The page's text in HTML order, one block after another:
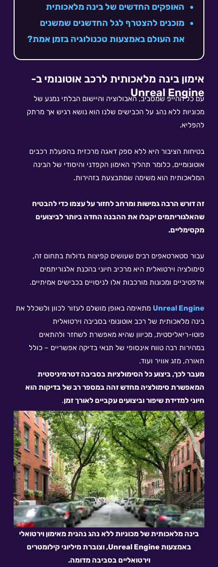
האופקים החדשים של בינה מלאכותית
מוכנים להצטרף לגל החדשנים שמשנים
את העולם באמצעות טכנולוגיה בזמן אמת?​
אימון בינה מלאכותית לרכב אוטונומי ב-
Unreal Engine
עם כל ההייפ שמסביב, האבולוציה והיישום הבלתי נמנע של
מכוניות ללא נהג על הכבישים שלנו הוא נושא רגיש אך מרתק
להפליא.
בטיחות הציבור היא ללא ספק דאגה מרכזית בהפעלת רכבים
אוטונומיים, כלומר תהליך האימון הקפדני והיסודי של הבינה
המלאכותית הוא משימה שמתבצעת בזהירות.
זה דורש הרבה גמישות ומרחב לחזור על עצמו כדי להבטיח
שהאלגוריתמים יקבלו את ההבנה החדה ביותר לביצועים
מקסימליים.
עבור סטארטאפים רבים שעושים קפיצות גדולות בתחום זה,
סימולציה וירטואלית היא מרכיב חיוני בהכנת אלגוריתמים
אדפטיביים ומכונות מורכבות אלו לניסויים בכבישים אמיתיים.
Unreal Engine מתאימה באופן מושלם לעזור לכוון ולשכלל את
בינה מלאכותית של רכב אוטונומי בסביבה וירטואלית
פוטו-ריאליסטית, מכיוון שהיא מאפשרת לשחזר ולהתאים
במהירות רבה טווח אינסופי של תנאי בדיקה אפשריים – כולל
תאורה, מזג אוויר ועוד.
מעבר לכך, ביצוע כל הסימולציות בסביבה דטרמיניסטית
המאפשרת סימולציה מחדש זהה במספר רב של בדיקות הוא
חיוני למדידת שיפור וביצועים עקביים לאורך זמן.
בינה מלאכותית של מכוניות ללא נהג נהנית מאימון וירטואלי
באמצעות Unreal Engine, וצוברת מיליוני קילומטרים
וירטואליים בסביבה מדומה.